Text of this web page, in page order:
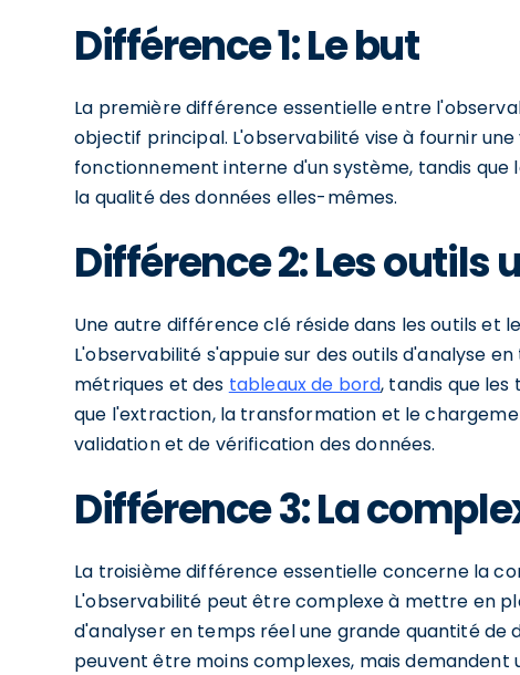
Différence 1: Le but
La première différence essentielle entre
objectif principal. L'observabilité vise à fournir
fonctionnement interne d'un système, tandis que
la qualité des données elles-mêmes.
Différence 2: Les outils
Une autre différence clé réside dans les outils et
L'observabilité s'appuie sur des outils d'analyse
métriques et des tableaux de bord, tandis que
que l'extraction, la transformation et le
validation et de vérification des données.
Différence 3: La
La troisième différence essentielle concerne la
L'observabilité peut être complexe à mettre en
d'analyser en temps réel une grande quantité de
peuvent être moins complexes, mais